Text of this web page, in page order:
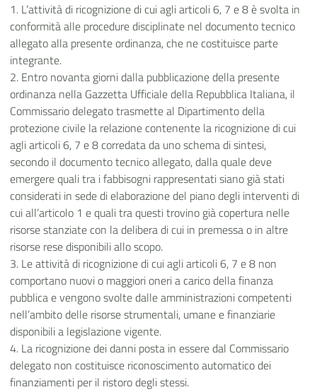
1. L’attività di ricognizione di cui agli articoli 6, 7 e 8 è svolta in
conformità alle procedure disciplinate nel documento tecnico
allegato alla presente ordinanza, che ne costituisce parte
integrante.
2. Entro novanta giorni dalla pubblicazione della presente
ordinanza nella Gazzetta Ufficiale della Repubblica Italiana, il
Commissario delegato trasmette al Dipartimento della
protezione civile la relazione contenente la ricognizione di cui
agli articoli 6, 7 e 8 corredata da uno schema di sintesi,
secondo il documento tecnico allegato, dalla quale deve
emergere quali tra i fabbisogni rappresentati siano già stati
considerati in sede di elaborazione del piano degli interventi di
cui all’articolo 1 e quali tra questi trovino già copertura nelle
risorse stanziate con la delibera di cui in premessa o in altre
risorse rese disponibili allo scopo.
3. Le attività di ricognizione di cui agli articoli 6, 7 e 8 non
comportano nuovi o maggiori oneri a carico della finanza
pubblica e vengono svolte dalle amministrazioni competenti
nell’ambito delle risorse strumentali, umane e finanziarie
disponibili a legislazione vigente.
4. La ricognizione dei danni posta in essere dal Commissario
delegato non costituisce riconoscimento automatico dei
finanziamenti per il ristoro degli stessi.